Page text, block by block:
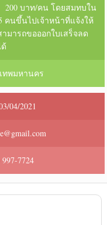
บาท/คน โดยสมทบใน
คนขึ้นไปเจ้าหน้าที่แจ้งให้
มารถขอออกใบเสร็จลด
ทพมหานคร
04/2021
7724